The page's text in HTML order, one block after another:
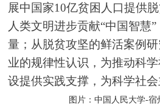
展中国家10亿贫困人口提供
人类文明进步贡献“中国智慧
量；从脱贫攻坚的鲜活案例
业的规律性认识，为推动科
设提供实践支撑，为科学社会
图片：中国人民大学-宿